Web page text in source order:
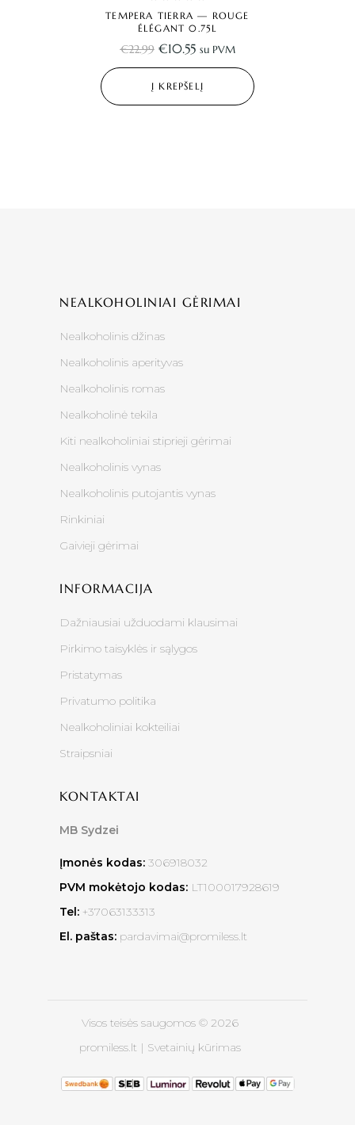
TEMPERA TIERRA — ROUGE
ÉLÉGANT 0.75L
€22.99 €10.55 su PVM
Į KREPŠELĮ
NEALKOHOLINIAI GĖRIMAI
Nealkoholinis džinas
Nealkoholinis aperityvas
Nealkoholinis romas
Nealkoholinė tekila
Kiti nealkoholiniai stiprieji gėrimai
Nealkoholinis vynas
Nealkoholinis putojantis vynas
Rinkiniai
Gaivieji gėrimai
INFORMACIJA
Dažniausiai užduodami klausimai
Pirkimo taisyklės ir sąlygos
Pristatymas
Privatumo politika
Nealkoholiniai kokteiliai
Straipsniai
KONTAKTAI
MB Sydzei
Įmonės kodas: 306918032
PVM mokėtojo kodas: LT100017928619
Tel: +37063133313
El. paštas: pardavimai@promiless.lt
Visos teisės saugomos © 2026
promiless.lt | Svetainių kūrimas